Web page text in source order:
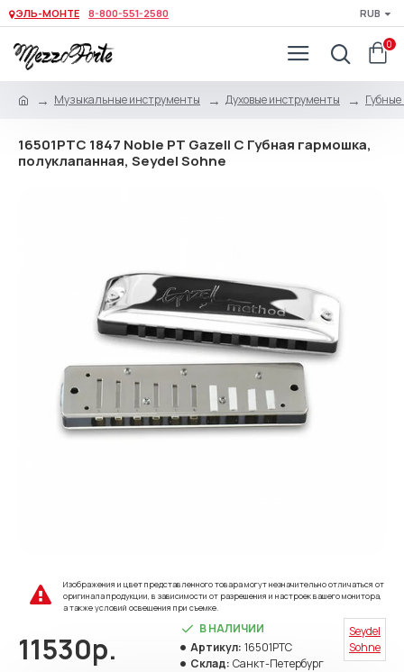
ЭЛЬ-МОНТЕ 8-800-551-2580 RUB
0
Музыкальные инструменты Духовые инструменты
16501PTC 1847 Noble PT Gazell C Губная гармошка,
полуклапанная, Seydel Sohne
Изображения и цвет представленного товара могут незначительно отличаться от
оригинала продукции, в зависимости от разрешения и настроек вашего монитора,
а также условий освещения при съемке.
11530р.
В НАЛИЧИИ
Артикул: 16501PTC
Склад: Санкт-Петербург
Seydel
Sohne